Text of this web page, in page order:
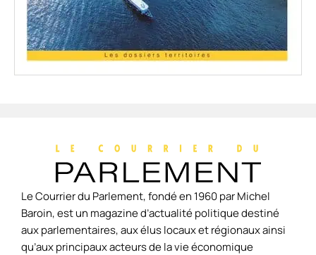
Le Courrier du Parlement, fondé en 1960 par Michel
Baroin, est un magazine d’actualité politique destiné
aux parlementaires, aux élus locaux et régionaux ainsi
qu’aux principaux acteurs de la vie économique